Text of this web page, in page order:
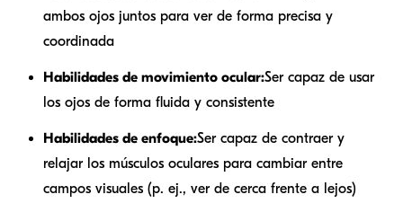
ambos ojos juntos para ver de forma precisa y
coordinada
Habilidades de movimiento ocular:Ser capaz de usar
los ojos de forma fluida y consistente
Habilidades de enfoque:Ser capaz de contraer y
relajar los músculos oculares para cambiar entre
campos visuales (p. ej., ver de cerca frente a lejos)